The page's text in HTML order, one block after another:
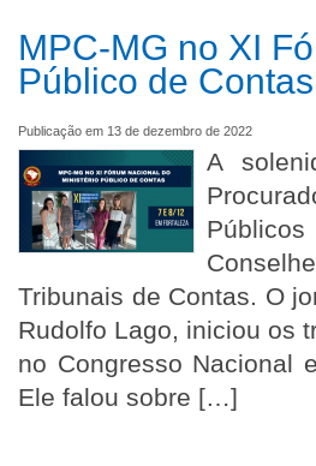
MPC-MG no XI
Público de
Publicação em 13 de dezembro de 2022
A
Tribunais de Contas. O
Rudolfo Lago, iniciou os
no Congresso Nacional
Ele falou sobre […]